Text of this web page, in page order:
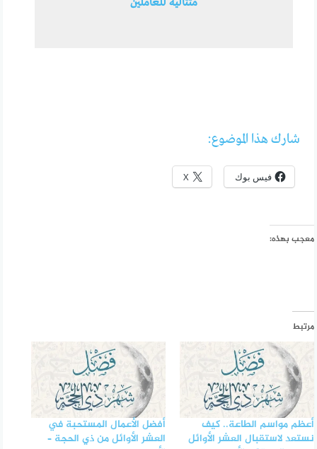
متتالية للعاملين
شارك هذا الموضوع:
فيس بوك X
معجب بهذه:
مرتبط
أعظم مواسم الطاعة.. كيف
نستعد لاستقبال العشر الأوائل
أفضل الأعمال المستحبة في
العشر الأوائل من ذي الحجة –